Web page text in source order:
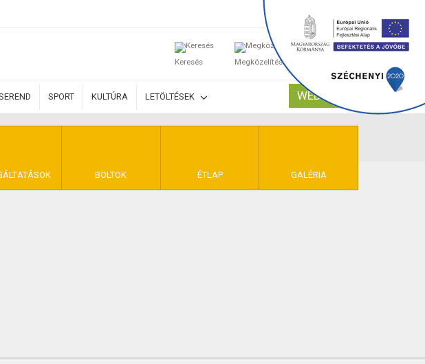
Keresés Megközelítés
0
SPORT KULTÚRA LETÖLTÉSEK WEBSHOP
BOLTOK ÉTLAP GALÉRIA